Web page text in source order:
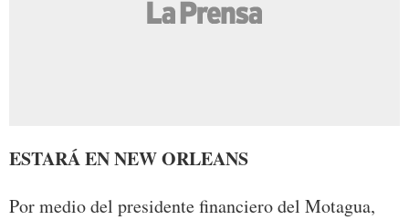
ESTARÁ EN NEW ORLEANS
Por medio del presidente financiero del Motagua,